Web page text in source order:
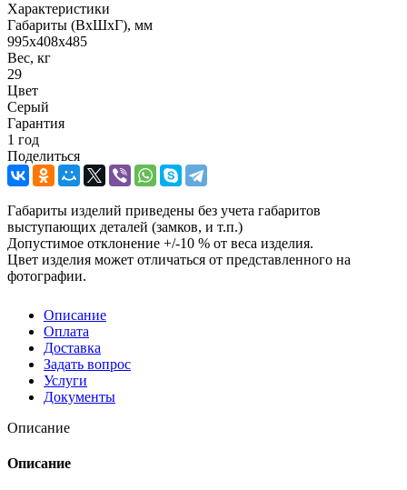
Характеристики
Габариты (ВxШxГ), мм
995x408x485
Вес, кг
29
Цвет
Серый
Гарантия
1 год
Поделиться
Габариты изделий приведены без учета габаритов
выступающих деталей (замков, и т.п.)
Допустимое отклонение +/-10 % от веса изделия.
Цвет изделия может отличаться от представленного на
фотографии.
Описание
Оплата
Доставка
Задать вопрос
Услуги
Документы
Описание
Описание